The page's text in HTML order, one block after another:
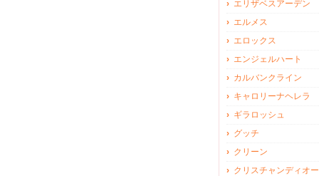
エリザベスアーデン
エルメス
エロックス
エンジェルハート
カルバンクライン
キャロリーナヘレラ
ギラロッシュ
グッチ
クリーン
クリスチャンディオ